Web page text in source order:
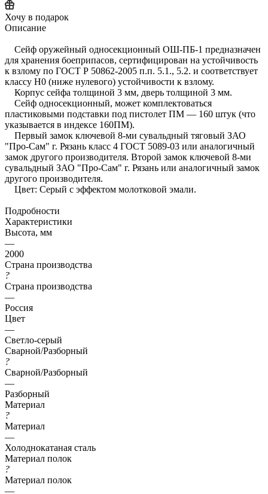
Хочу в подарок
Описание
Сейф оружейный односекционный ОШ-ПБ-1 предназначен
для хранения боеприпасов, сертифицирован на устойчивость
к взлому по ГОСТ Р 50862-2005 п.п. 5.1., 5.2. и соответствует
классу Н0 (ниже нулевого) устойчивости к взлому.
Корпус сейфа толщиной 3 мм, дверь толщиной 3 мм.
Сейф односекционный, может комплектоваться
пластиковыми подставки под пистолет ПМ — 160 штук (что
указывается в индексе 160ПМ).
Первый замок ключевой 8-ми сувальдный тяговый ЗАО
"Про-Сам" г. Рязань класс 4 ГОСТ 5089-03 или аналогичный
замок другого производителя. Второй замок ключевой 8-ми
сувальдный ЗАО "Про-Сам" г. Рязань или аналогичный замок
другого производителя.
Цвет: Серый с эффектом молотковой эмали.
Подробности
Характеристики
Высота, мм
—
2000
Страна производства
?
Страна производства
—
Россия
Цвет
—
Светло-серый
Сварной/Разборный
?
Сварной/Разборный
—
Разборный
Материал
?
Материал
—
Холоднокатаная сталь
Материал полок
?
Материал полок
—